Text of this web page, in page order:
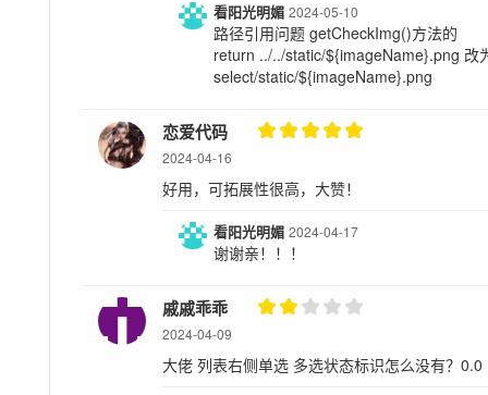
看阳光明媚2024-05-10
路径引用问题 getCheckImg()方法的
return ../../static/${imageName}.png 改
select/static/${imageName}.png
恋爱代码
2024-04-16
好用，可拓展性很高，大赞！
看阳光明媚2024-04-17
谢谢亲！！！
戚戚乖乖
2024-04-09
大佬 列表右侧单选 多选状态标识怎么没有？0.0